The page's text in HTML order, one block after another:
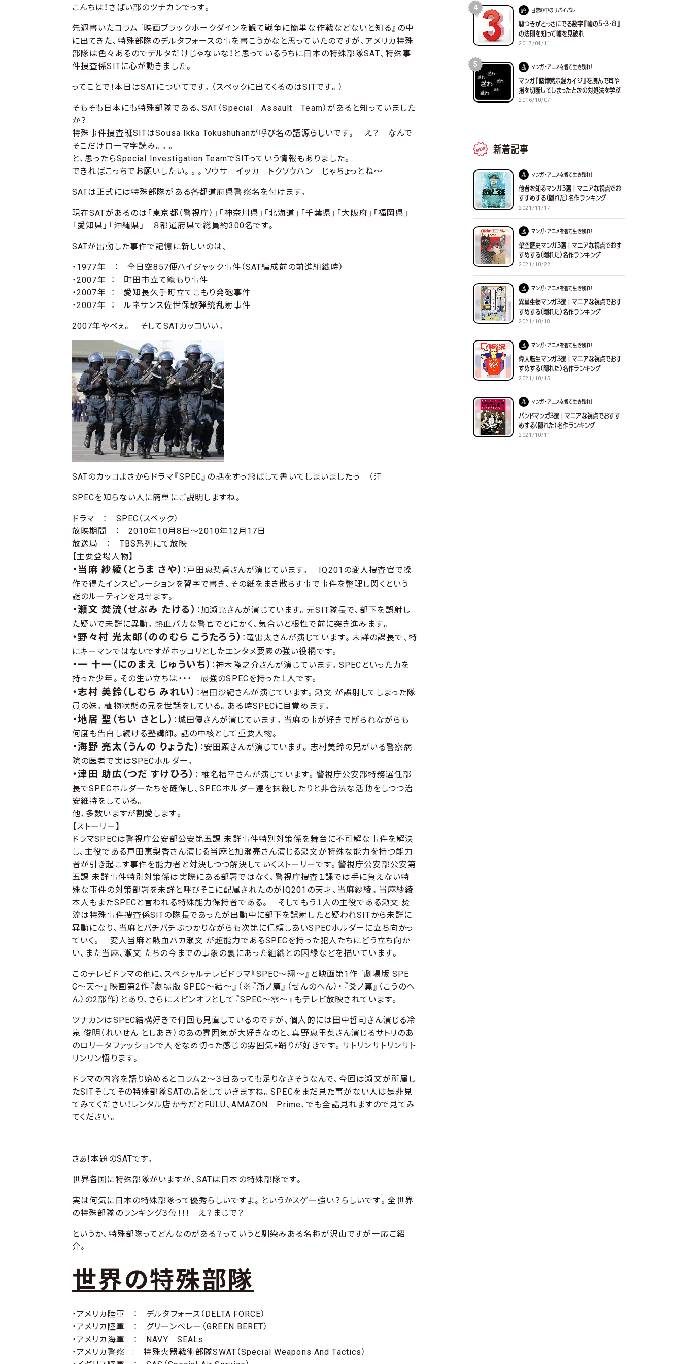
こんちは！さばい部のツナカンでっす。
先週書いたコラム『映画ブラックホークダインを観て戦争に簡単な作戦などないと知る』の中
に出てきた、特殊部隊のデルタフォースの事を書こうかなと思っていたのですが、アメリカ特殊
部隊は色々あるのでデルタだけじゃないな！と思っているうちに日本の特殊部隊SAT、特殊事
件捜査係SITに心が動きました。
ってことで！本日はSATについてです。（スペックに出てくるのはSITです。）
そもそも日本にも特殊部隊である、SAT（Special Assault Team）があると知っていました
か？
特殊事件捜査班SITはSousa Ikka Tokushuhanが呼び名の語源らしいです。 え？ なんで
そこだけローマ字読み。。。
と、思ったらSpecial Investigation TeamでSITっていう情報もありました。
できればこっちでお願いしたい。。。ソウサ イッカ トクソウハン じゃちょっとね～
SATは正式には特殊部隊がある各都道府県警察名を付けます。
現在SATがあるのは「東京都（警視庁）」「神奈川県」「北海道」「千葉県」「大阪府」「福岡県」
「愛知県」「沖縄県」 ８都道府県で総員約300名です。
SATが出動した事件で記憶に新しいのは、
・1977年 ： 全日空857便ハイジャック事件（SAT編成前の前進組織時）
・2007年 ： 町田市立て籠もり事件
・2007年 ： 愛知長久手町立てこもり発砲事件
・2007年 ： ルネサンス佐世保散弾銃乱射事件
2007年やべぇ。 そしてSATカッコいい。
SATのカッコよさからドラマ『SPEC』の話をすっ飛ばして書いてしまいましたっ （汗
SPECを知らない人に簡単にご説明しますね。
ドラマ ： SPEC（スペック）
放映期間 ： 2010年10月8日～2010年12月17日
放送局 ： TBS系列にて放映
【主要登場人物】
・ 当麻 紗綾（とうま さや） ：戸田恵梨香さんが演じています。 IQ201の変人捜査官で操
作で得たインスピレーションを習字で書き、その紙をまき散らす事で事件を整理し閃くという
謎のルーティンを見せます。
・瀬文 焚流（せぶみ たける） ：加瀬亮さんが演じています。元SIT隊長で、部下を誤射し
た疑いで未詳に異動。熱血バカな警官でとにかく、気合いと根性で前に突き進みます。
・野々村 光太郎（ののむら こうたろう） ：竜雷太さんが演じています。未詳の課長で、特
にキーマンではないですがホッコリとしたエンタメ要素の強い役柄です。
・一 十一（にのまえ じゅういち） ：神木隆之介さんが演じています。SPECといった力を
持った少年。その生い立ちは・・・ 最強のSPECを持った１人です。
・志村 美鈴（しむら みれい） ：福田沙紀さんが演じています。瀬文 が誤射してしまった隊
員の妹。植物状態の兄を世話をしている。ある時SPECに目覚めます。
・地居 聖（ちい さとし） ：城田優さんが演じています。当麻の事が好きで断られながらも
何度も告白し続ける塾講師。話の中核として重要人物。
・海野 亮太（うんの りょうた） ：安田顕さんが演じています。志村美鈴の兄がいる警察病
院の医者で実はSPECホルダー。
・津田 助広（つだ すけひろ） ： 椎名桔平さんが演じています。警視庁公安部特務選任部
長でSPECホルダーたちを確保し、SPECホルダー達を抹殺したりと非合法な活動をしつつ治
安維持をしている。
他、多数いますが割愛します。
【ストーリー】
ドラマSPECは警視庁公安部公安第五課 未詳事件特別対策係を舞台に不可解な事件を解決
し、主役である戸田恵梨香さん演じる当麻と加瀬亮さん演じる瀬文が特殊な能力を持つ能力
者が引き起こす事件を能力者と対決しつつ解決していくストーリーです。警視庁公安部公安第
五課 未詳事件特別対策係は実際にある部署ではなく、警視庁捜査１課では手に負えない特
殊な事件の対策部署を未詳と呼びそこに配属されたのがIQ201の天才、当麻紗綾。当麻紗綾
本人もまたSPECと言われる特殊能力保持者である。 そしてもう１人の主役である瀬文 焚
流は特殊事件捜査係SITの隊長であったが出動中に部下を誤射したと疑われSITから未詳に
異動になり、当麻とバチバチぶつかりながらも次第に信頼しあいSPECホルダーに立ち向かっ
ていく。 変人当麻と熱血バカ瀬文 が超能力であるSPECを持った犯人たちにどう立ち向か
い、また当麻、瀬文 たちの今までの事象の裏にあった組織との因縁などを描いています。
このテレビドラマの他に、スペシャルテレビドラマ『SPEC〜翔〜』と映画第1作『劇場版 SPE
C〜天〜』映画第2作『劇場版 SPEC〜結〜』（※『漸ノ篇』（ぜんのへん）・『爻ノ篇』（こうのへ
ん）の2部作）とあり、さらにスピンオフとして『SPEC〜零〜』もテレビ放映されています。
ツナカンはSPEC結構好きで何回も見直しているのですが、個人的には田中哲司さん演じる冷
泉 俊明（れいせん としあき）のあの雰囲気が大好きなのと、真野恵里菜さん演じるサトリのあ
のロリータファッションで人をなめ切った感じの雰囲気+踊りが好きです。サトリンサトリンサト
リンリン悟ります。
ドラマの内容を語り始めるとコラム２～３日あっても足りなさそうなんで、今回は瀬文が所属し
たSITそしてその特殊部隊SATの話をしていきますね。SPECをまだ見た事がない人は是非見
てみてください！レンタル店か今だとFULU、AMAZON Prime、でも全話見れますので見てみ
てください。
さぁ！本題のSATです。
世界各国に特殊部隊がいますが、SATは日本の特殊部隊です。
実は何気に日本の特殊部隊って優秀らしいですよ。というかスゲー強い？らしいです。全世界
の特殊部隊のランキング３位！！！ え？まじで？
というか、特殊部隊ってどんなのがある？っていうと馴染みある名称が沢山ですが一応ご紹
介。
世界の特殊部隊
・アメリカ陸軍 ： デルタフォース（DELTA FORCE）
・アメリカ陸軍 ： グリーンベレー（GREEN BERET）
・アメリカ海軍 ： NAVY SEALs
・アメリカ警察 : 特殊火器戦術部隊SWAT（Special Weapons And Tactics）
4 日常の中のサバイバル
嘘つきがとっさにでる数字『嘘の5・3・8』
の法則を知って嘘を見破れ
2017/04/11
5 マンガ・アニメを観て生き残れ！
マンガ『賭博黙示録カイジ』を読んで耳や
指を切断してしまったときの対処法を学ぶ
2016/10/07
新着記事
マンガ・アニメを観て生き残れ！
他者を知るマンガ３選｜マニアな視点でお
すすめする(隠れた)名作ランキング
2021/11/17
マンガ・アニメを観て生き残れ！
架空歴史マンガ３選｜マニアな視点でおす
すめする(隠れた)名作ランキング
2021/10/22
マンガ・アニメを観て生き残れ！
異星生物マンガ３選｜マニアな視点でおす
すめする(隠れた)名作ランキング
2021/10/18
マンガ・アニメを観て生き残れ！
偉人転生マンガ３選｜マニアな視点でおす
すめする(隠れた)名作ランキング
2021/10/15
マンガ・アニメを観て生き残れ！
バンドマンガ３選｜マニアな視点でおすす
めする(隠れた)名作ランキング
2021/10/11